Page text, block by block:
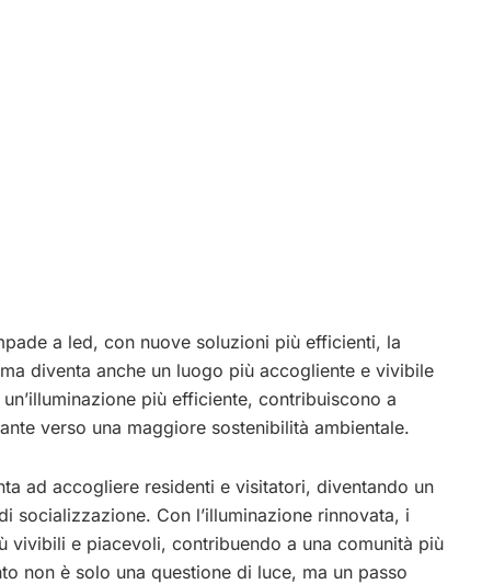
a led, con nuove soluzioni più efficienti, la
diventa anche un luogo più accogliente e vivibile
più efficiente, contribuiscono a
verso una maggiore sostenibilità ambientale.
ad accogliere residenti e visitatori, diventando un
socializzazione. Con l’illuminazione rinnovata, i
e piacevoli, contribuendo a una comunità più
non è solo una questione di luce, ma un passo